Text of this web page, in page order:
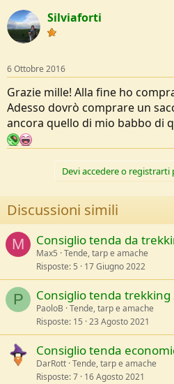
Silviaforti
6 Ottobre 2016
Grazie mille! Alla fine ho
Adesso dovrò comprare un
ancora quello di mio babbo di
Devi accedere o
Discussioni simili
M Consiglio tenda da
Max5 Tende, tarp e amache
Risposte 5 17 Giugno 2022
P Consiglio tenda trekking
PaoloB Tende, tarp e amache
Risposte 15 23 Agosto 2021
Consiglio tenda
DarRott Tende, tarp e amache
Risposte 7 16 Agosto 2021